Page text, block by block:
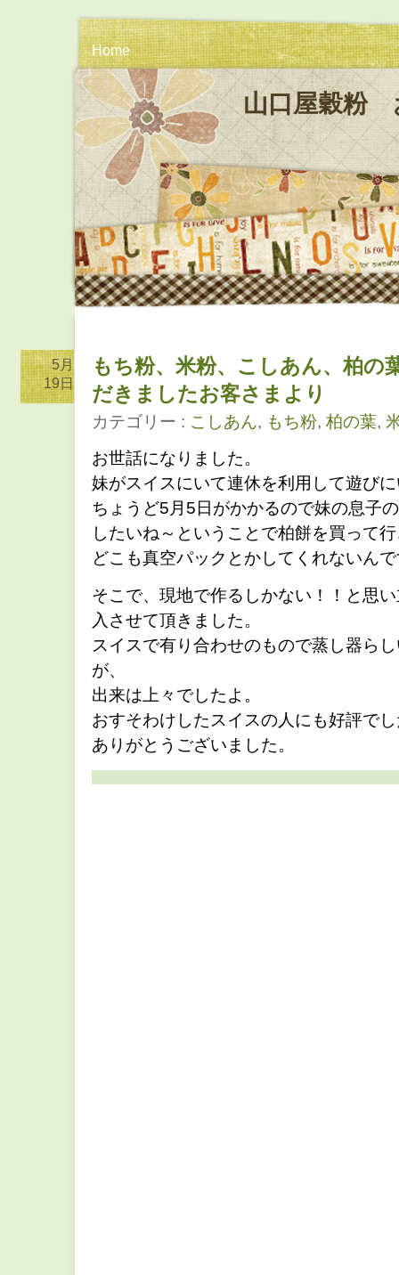
Home
山口屋穀粉
5月
19日
もち粉、米粉、こしあん、柏の
だきましたお客さまより
カテゴリー : こしあん, もち粉, 柏の葉,
お世話になりました。
妹がスイスにいて連休を利用して遊び
ちょうど5月5日がかかるので妹の息子
したいね～ということで柏餅を買って
どこも真空パックとかしてくれないん
そこで、現地で作るしかない！！と思
入させて頂きました。
スイスで有り合わせのもので蒸し器ら
が、
出来は上々でしたよ。
おすそわけしたスイスの人にも好評で
ありがとうございました。